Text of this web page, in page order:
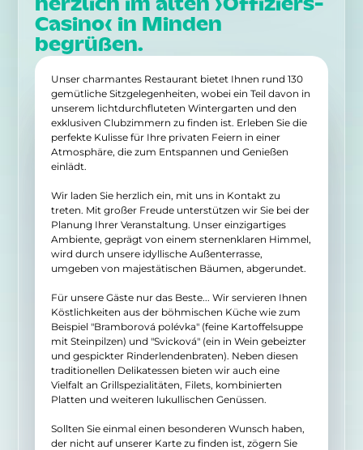
herzlich im alten ›Offiziers-
Casino‹ in Minden
begrüßen.
Unser charmantes Restaurant bietet Ihnen rund 130
gemütliche Sitzgelegenheiten, wobei ein Teil davon in
unserem lichtdurchfluteten Wintergarten und den
exklusiven Clubzimmern zu finden ist. Erleben Sie die
perfekte Kulisse für Ihre privaten Feiern in einer
Atmosphäre, die zum Entspannen und Genießen
einlädt.
Wir laden Sie herzlich ein, mit uns in Kontakt zu
treten. Mit großer Freude unterstützen wir Sie bei der
Planung Ihrer Veranstaltung. Unser einzigartiges
Ambiente, geprägt von einem sternenklaren Himmel,
wird durch unsere idyllische Außenterrasse,
umgeben von majestätischen Bäumen, abgerundet.
Für unsere Gäste nur das Beste... Wir servieren Ihnen
Köstlichkeiten aus der böhmischen Küche wie zum
Beispiel "Bramborová polévka" (feine Kartoffelsuppe
mit Steinpilzen) und "Svicková" (ein in Wein gebeizter
und gespickter Rinderlendenbraten). Neben diesen
traditionellen Delikatessen bieten wir auch eine
Vielfalt an Grillspezialitäten, Filets, kombinierten
Platten und weiteren lukullischen Genüssen.
Sollten Sie einmal einen besonderen Wunsch haben,
der nicht auf unserer Karte zu finden ist, zögern Sie